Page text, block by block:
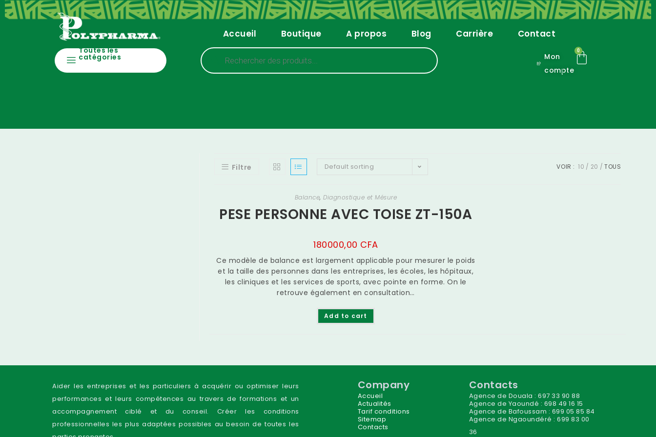
Accueil Boutique A propos Blog Carrière Contact
Toutes les
catégories
Mon
compte
0
Filtre Default sorting VOIR : 10 20 TOUS
Balance,Diagnostique et Mésure
PESE PERSONNE AVEC TOISE ZT-150A
180000,00 CFA
Ce modèle de balance est largement applicable pour mesurer le poids
et la taille des personnes dans les entreprises, les écoles, les hôpitaux,
les cliniques et les services de sports, avec pointe en forme. On le
retrouve également en consultation…
Add to cart
Aider les entreprises et les particuliers à acquérir ou optimiser leurs
performances et leurs compétences au travers de formations et un
accompagnement ciblé et du conseil. Créer les conditions
professionnelles les plus adaptées possibles au besoin de toutes les
Company
Accueil
Actualités
Tarif conditions
Sitemap
Contacts
Contacts
Agence de Douala : 697 33 90 88
Agence de Yaoundé : 698 49 16 15
Agence de Bafoussam : 699 05 85 84
Agence de Ngaoundéré : 699 83 00
36